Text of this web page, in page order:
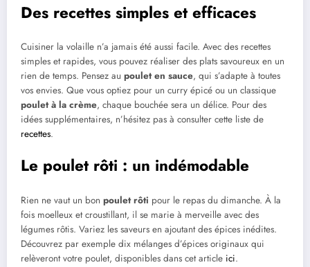
Des recettes simples et efficaces
Cuisiner la volaille n’a jamais été aussi facile. Avec des recettes
simples et rapides, vous pouvez réaliser des plats savoureux en un
rien de temps. Pensez au poulet en sauce, qui s’adapte à toutes
vos envies. Que vous optiez pour un curry épicé ou un classique
poulet à la crème, chaque bouchée sera un délice. Pour des
idées supplémentaires, n’hésitez pas à consulter cette liste de
recettes.
Le poulet rôti : un indémodable
Rien ne vaut un bon poulet rôti pour le repas du dimanche. À la
fois moelleux et croustillant, il se marie à merveille avec des
légumes rôtis. Variez les saveurs en ajoutant des épices inédites.
Découvrez par exemple dix mélanges d’épices originaux qui
relèveront votre poulet, disponibles dans cet article ici.